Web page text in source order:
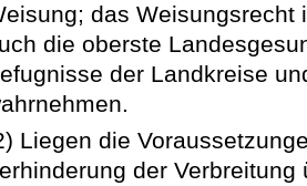
das
die oberste
der Landkreise
Liegen die
der